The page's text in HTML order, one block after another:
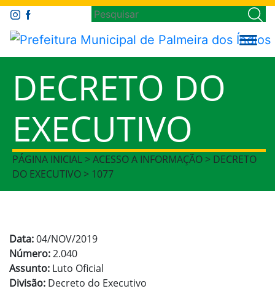
DECRETO DO
EXECUTIVO
PÁGINA INICIAL > ACESSO A INFORMAÇÃO > DECRETO
DO EXECUTIVO > 1077
Data:04/NOV/2019
Número:2.040
Assunto: Luto Oficial
Divisão: Decreto do Executivo